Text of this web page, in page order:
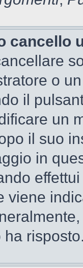
cancello
o
il
un
il suo
in
viene
ha